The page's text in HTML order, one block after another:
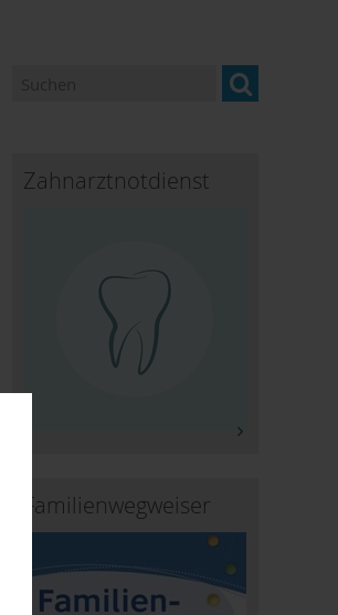
Zahnarztnotdienst
Familienwegweiser